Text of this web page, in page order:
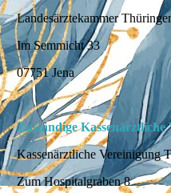
Landesärztekammer
Im Semmicht 33
07751 Jena
Zuständige Kassenärztliche
Kassenärztliche Vereinigung
Zum Hospitalgraben 8